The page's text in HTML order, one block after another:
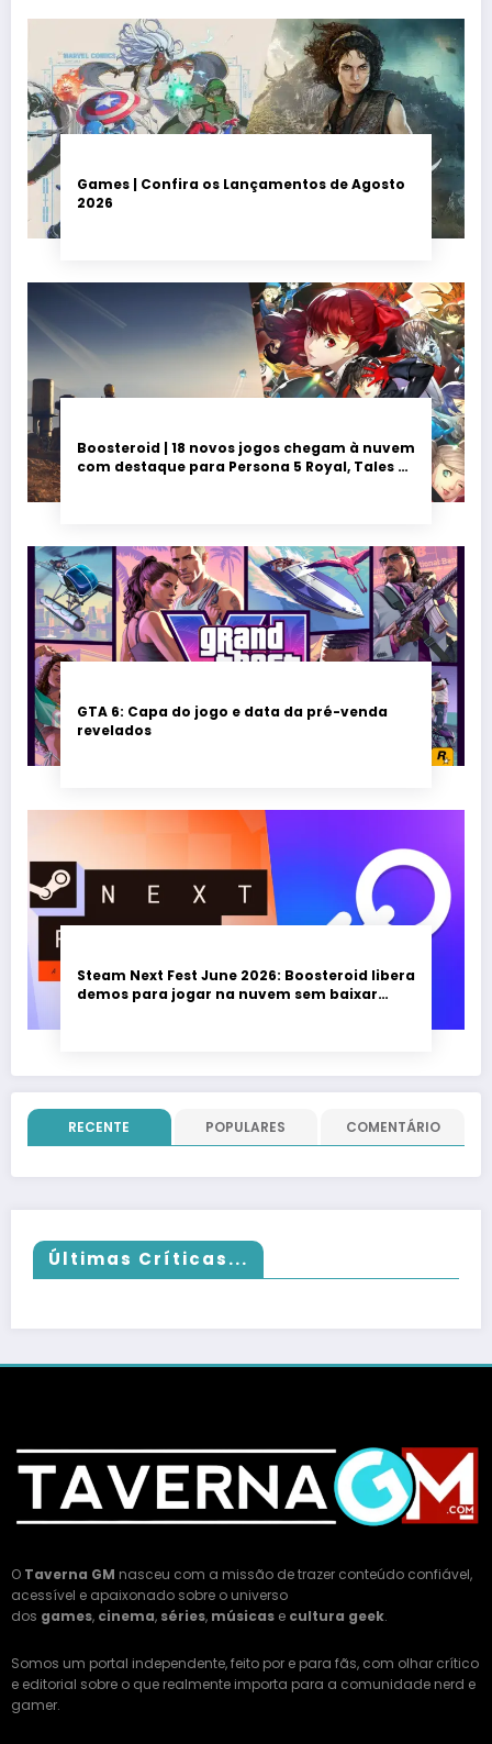
Games | Confira os Lançamentos de Agosto
2026
Boosteroid | 18 novos jogos chegam à nuvem
com destaque para Persona 5 Royal, Tales of
GTA 6: Capa do jogo e data da pré-venda
revelados
Steam Next Fest June 2026: Boosteroid libera
demos para jogar na nuvem sem baixar
RECENTE POPULARES COMENTÁRIO
Últimas Críticas...
O Taverna GM nasceu com a missão de trazer conteúdo confiável,
acessível e apaixonado sobre o universo
dos games, cinema, séries, músicas e cultura geek.
Somos um portal independente, feito por e para fãs, com olhar crítico
e editorial sobre o que realmente importa para a comunidade nerd e
gamer.